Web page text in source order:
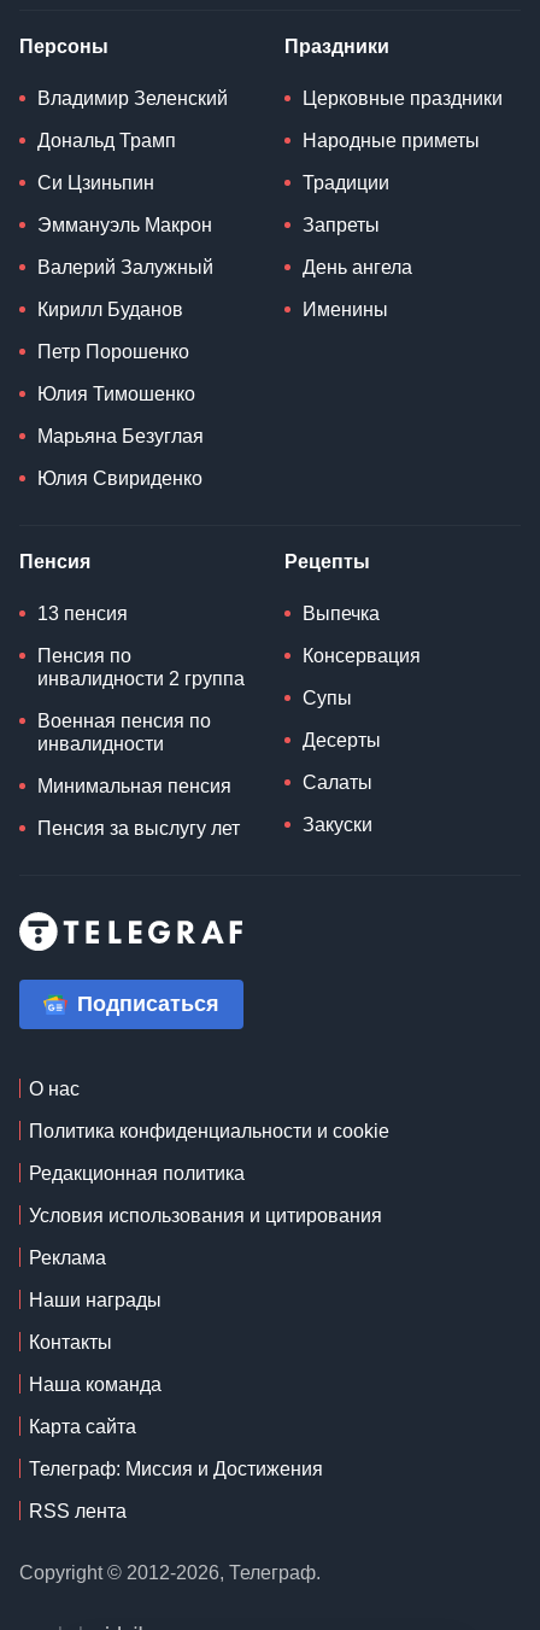
Персоны
Владимир Зеленский
Дональд Трамп
Си Цзиньпин
Эммануэль Макрон
Валерий Залужный
Кирилл Буданов
Петр Порошенко
Юлия Тимошенко
Марьяна Безуглая
Юлия Свириденко
Праздники
Церковные праздники
Народные приметы
Традиции
Запреты
День ангела
Именины
Пенсия
13 пенсия
Пенсия по
инвалидности 2 группа
Военная пенсия по
инвалидности
Минимальная пенсия
Пенсия за выслугу лет
Рецепты
Выпечка
Консервация
Супы
Десерты
Салаты
Закуски
Подписаться
О нас
Политика конфиденциальности и cookie
Редакционная политика
Условия использования и цитирования
Реклама
Наши награды
Контакты
Наша команда
Карта сайта
Телеграф: Миссия и Достижения
RSS лента
Copyright © 2012-2026, Телеграф.